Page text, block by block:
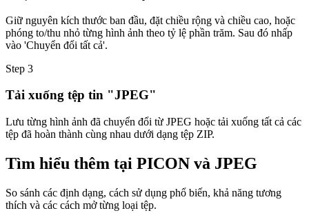
Giữ nguyên kích thước ban đầu, đặt chiều rộng và chiều cao, hoặc
phóng to/thu nhỏ từng hình ảnh theo tỷ lệ phần trăm. Sau đó nhấp
vào 'Chuyển đổi tất cả'.
Step 3
Tải xuống tệp tin "JPEG"
Lưu từng hình ảnh đã chuyển đổi từ JPEG hoặc tải xuống tất cả các
tệp đã hoàn thành cùng nhau dưới dạng tệp ZIP.
Tìm hiểu thêm tại PICON và JPEG
So sánh các định dạng, cách sử dụng phổ biến, khả năng tương
thích và các cách mở từng loại tệp.